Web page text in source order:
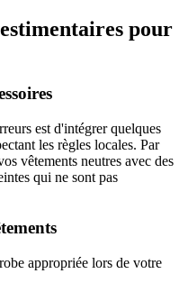
pour
est d'intégrer quelques
les règles locales. Par
vêtements neutres avec des
qui ne sont pas
appropriée lors de votre